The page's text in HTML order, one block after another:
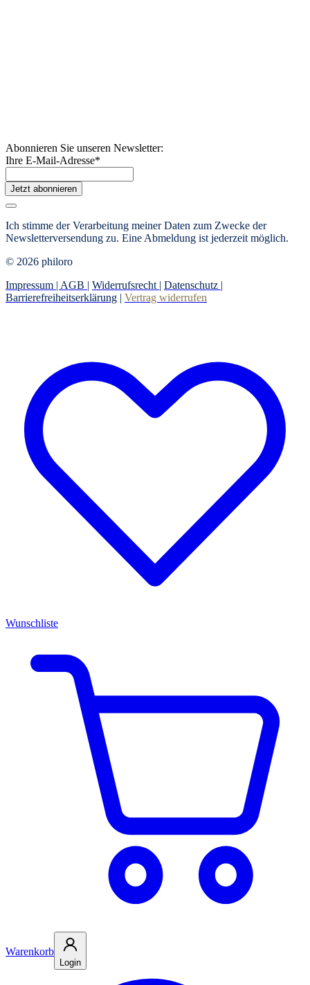
Abonnieren Sie unseren Newsletter:
Ihre E-Mail-Adresse*
Jetzt abonnieren
Ich stimme der Verarbeitung meiner Daten zum Zwecke der
Newsletterversendung zu. Eine Abmeldung ist jederzeit möglich.
© 2026 philoro
Impressum | AGB | Widerrufsrecht | Datenschutz |
Barrierefreiheitserklärung | Vertrag widerrufen
Wunschliste
Warenkorb
Login